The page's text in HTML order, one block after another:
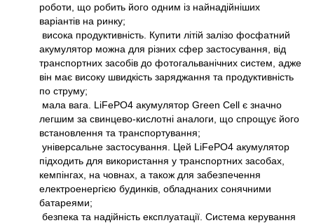
роботи, що робить його одним із найнадійніших
варіантів на ринку;
висока продуктивність. Купити літій залізо фосфатний
акумулятор можна для різних сфер застосування, від
транспортних засобів до фотогальванічних систем, адже
він має високу швидкість заряджання та продуктивність
по струму;
мала вага. LiFePO4 акумулятор Green Cell є значно
легшим за свинцево-кислотні аналоги, що спрощує його
встановлення та транспортування;
універсальне застосування. Цей LiFePO4 акумулятор
підходить для використання у транспортних засобах,
кемпінгах, на човнах, а також для забезпечення
електроенергією будинків, обладнаних сонячними
батареями;
безпека та надійність експлуатації. Система керування